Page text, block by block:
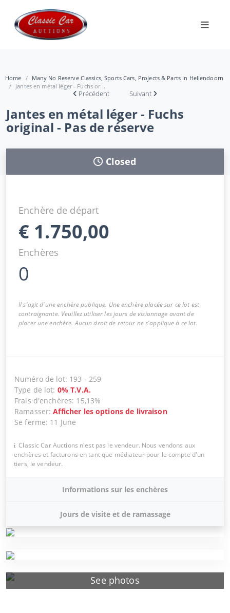
Home
Many No Reserve Classics, Sports Cars, Projects & Parts in Hellendoorn
Jantes en métal léger - Fuchs or...
Précédent Suivant
Jantes en métal léger - Fuchs
original - Pas de réserve
See photos
Closed
Enchère de départ
€ 1.750,00
Enchères
0
Il s'agit d'une enchère publique. Une enchère placée sur ce lot est
contraignante. Veuillez utiliser les jours de visionnage avant de
placer une enchère. Aucun droit de retour ne s'applique à ce lot.
Numéro de lot: 193 - 259
Type de lot: 0% T.V.A.
Frais d'enchères: 15,13%
Ramasser:Afficher les options de livraison
Se ferme: 11 June
Classic Car Auctions n'est pas le vendeur. Nous vendons aux
enchères et facturons en tant que médiateur pour le compte d'un
tiers, le vendeur.
Informations sur les enchères
Jours de visite et de ramassage